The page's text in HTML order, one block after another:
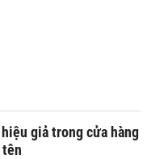
giả trong cửa hàng